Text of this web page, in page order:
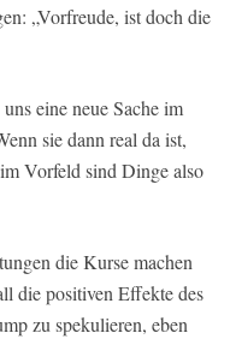
„Vorfreude, ist doch die
eine neue Sache im
sie dann real da ist,
Vorfeld sind Dinge also
die Kurse machen
die positiven Effekte des
zu spekulieren, eben